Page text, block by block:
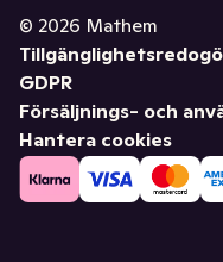
© 2026 Mathem
GDPR
Försäljnings- och
Hantera cookies